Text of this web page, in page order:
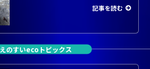
記事を読む
えのすいecoトピックス